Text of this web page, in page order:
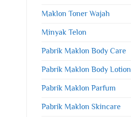
Maklon Toner Wajah
Minyak Telon
Pabrik Maklon Body Care
Pabrik Maklon Body Lotion
Pabrik Maklon Parfum
Pabrik Maklon Skincare